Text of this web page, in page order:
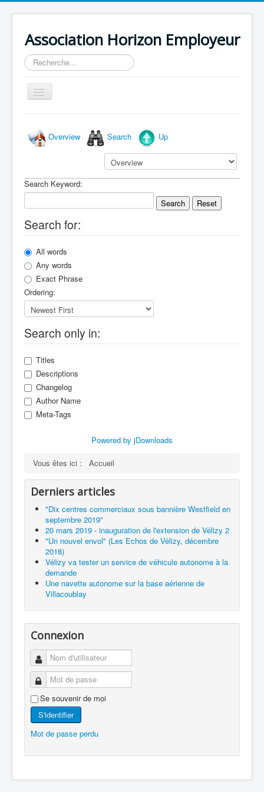
Association Horizon Employeur
Rechercher
Basculer
la
L'association
Agenda
Overview Search Up
Search Keyword:
Search
Reset
Search for:
All words
Any words
Exact Phrase
Ordering:
Search only in:
Titles
Descriptions
Changelog
Author Name
Meta-Tags
Powered by jDownloads
Vous êtes ici : Accueil
Derniers articles
"Dix centres commerciaux sous bannière Westfield en
septembre 2019"
20 mars 2019 - inauguration de l'extension de Vélizy 2
"Un nouvel envol" (Les Echos de Vélizy, décembre
2018)
Vélizy va tester un service de véhicule autonome à la
demande
Une navette autonome sur la base aérienne de
Villacoublay
Connexion
Se souvenir de moi
S'identifier
Mot de passe perdu